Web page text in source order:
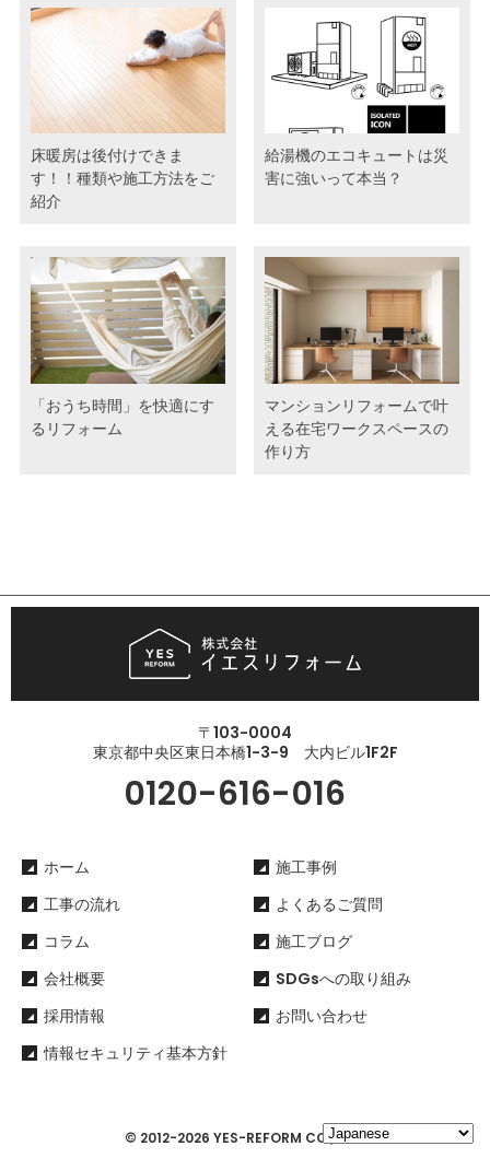
床暖房は後付けできま
す！！種類や施工方法をご
紹介
給湯機のエコキュートは災
害に強いって本当？
「おうち時間」を快適にす
るリフォーム
マンションリフォームで叶
える在宅ワークスペースの
作り方
〒103-0004
東京都中央区東日本橋1-3-9 大内ビル1F2F
0120-616-016
ホーム
施工事例
工事の流れ
よくあるご質問
コラム
施工ブログ
会社概要
SDGsへの取り組み
採用情報
お問い合わせ
情報セキュリティ基本方針
© 2012-2026 YES-REFORM CO., LTD.